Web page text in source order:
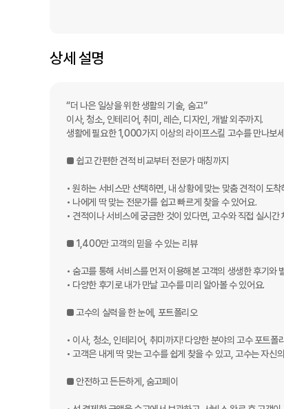
상세 설명
“더 나은 일상을 위한 생활의 기술, 숨고”
이사, 청소, 인테리어, 취미, 레슨, 디자인, 개발 외주까지.
생활에 필요한 1,000가지 이상의 라이프스킬 고수를 만나보
■ 쉽고 간편한 견적 비교부터 전문가 매칭까지
• 원하는 서비스만 선택하면, 내 상황에 맞는 맞춤 견적이 도착
• 나에게 딱 맞는 전문가를 쉽고 빠르게 찾을 수 있어요.
• 견적이나 서비스에 궁금한 것이 있다면, 고수와 직접 실시간
■ 1,400만 고객의 믿을 수 있는 리뷰
• 숨고를 통해 서비스를 먼저 이용해본 고객의 생생한 후기와
• 다양한 후기로 내가 만날 고수를 미리 알아볼 수 있어요.
■ 고수의 실력을 한 눈에, 포트폴리오
• 이사, 청소, 인테리어, 취미까지! 다양한 분야의 고수 포트폴
• 고객은 내게 딱 맞는 고수를 쉽게 찾을 수 있고, 고수는 자신
■ 안전하고 든든하게, 숨고페이